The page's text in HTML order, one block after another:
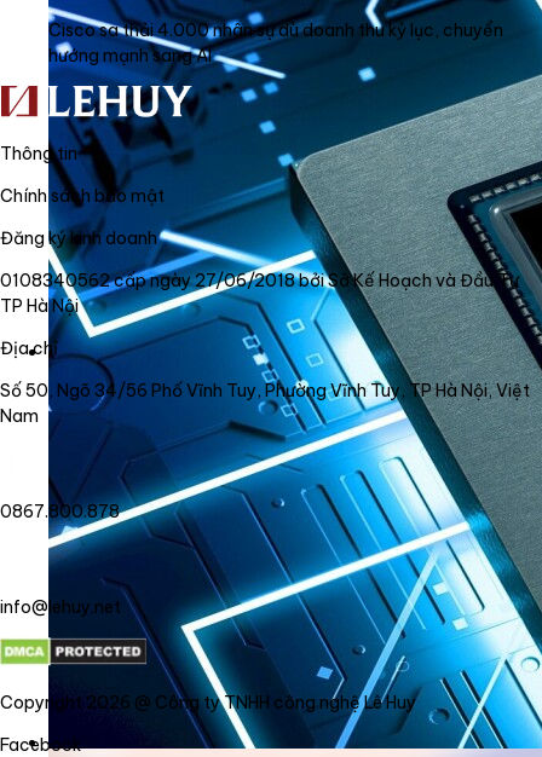
Cisco sa thải 4.000 nhân sự dù doanh thu kỷ lục, chuyển
hướng mạnh sang AI
Thông tin
Chính sách bảo mật
Đăng ký kinh doanh
0108340562 cấp ngày 27/06/2018 bởi Sở Kế Hoạch và Đầu Tư
TP Hà Nội
Địa chỉ
Số 50, Ngõ 34/56 Phố Vĩnh Tuy, Phường Vĩnh Tuy, TP Hà Nội, Việt
Nam
0867.800.878
info@lehuy.net
Copyright 2026 @ Công ty TNHH công nghệ Lê Huy
Facebook